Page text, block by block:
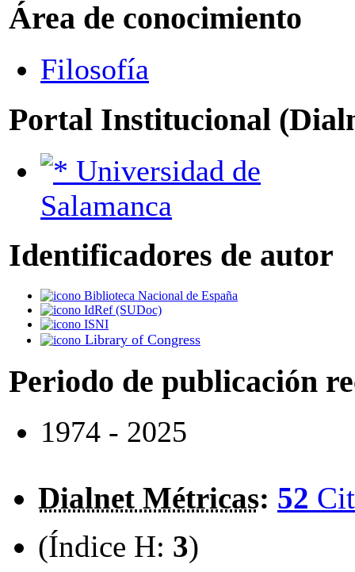
Área de conocimiento
Filosofía
Portal Institucional
Salamanca
Identificadores de autor
Biblioteca Nacional de España
IdRef (SUDoc)
ISNI
Library of Congress
Periodo de publicación
1974 - 2025
Dialnet Métricas: 52
(Índice H: 3)